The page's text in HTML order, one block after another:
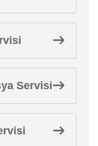
Servisi